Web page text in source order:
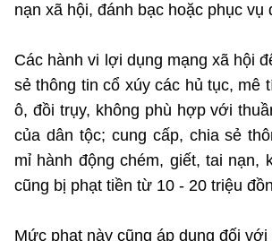
nạn xã hội, đánh bạc hoặc phục vụ
Các hành vi lợi dụng mạng xã hội
sẻ thông tin cổ xúy các hủ tục, mê
ô, đồi trụy, không phù hợp với
của dân tộc; cung cấp, chia sẻ
mỉ hành động chém, giết, tai nạn,
cũng bị phạt tiền từ 10 - 20 triệu
Mức phạt này cũng áp dụng đối